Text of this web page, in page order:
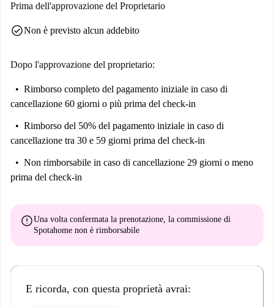
Prima dell'approvazione del Proprietario
check_circleNon è previsto alcun addebito
Dopo l'approvazione del proprietario:
Rimborso completo del pagamento iniziale in caso di
cancellazione 60 giorni o più prima del check-in
Rimborso del 50% del pagamento iniziale in caso di
cancellazione tra 30 e 59 giorni prima del check-in
Non rimborsabile in caso di cancellazione 29 giorni o meno
prima del check-in
errorUna volta confermata la prenotazione, la commissione di
Spotahome non è rimborsabile
E ricorda, con questa proprietà avrai: